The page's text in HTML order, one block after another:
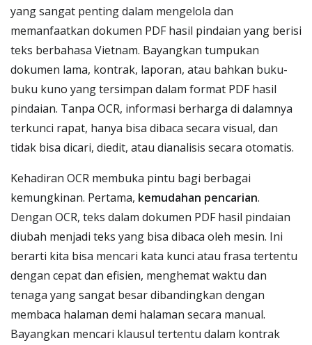
yang sangat penting dalam mengelola dan
memanfaatkan dokumen PDF hasil pindaian yang berisi
teks berbahasa Vietnam. Bayangkan tumpukan
dokumen lama, kontrak, laporan, atau bahkan buku-
buku kuno yang tersimpan dalam format PDF hasil
pindaian. Tanpa OCR, informasi berharga di dalamnya
terkunci rapat, hanya bisa dibaca secara visual, dan
tidak bisa dicari, diedit, atau dianalisis secara otomatis.
Kehadiran OCR membuka pintu bagi berbagai
kemungkinan. Pertama, kemudahan pencarian.
Dengan OCR, teks dalam dokumen PDF hasil pindaian
diubah menjadi teks yang bisa dibaca oleh mesin. Ini
berarti kita bisa mencari kata kunci atau frasa tertentu
dengan cepat dan efisien, menghemat waktu dan
tenaga yang sangat besar dibandingkan dengan
membaca halaman demi halaman secara manual.
Bayangkan mencari klausul tertentu dalam kontrak